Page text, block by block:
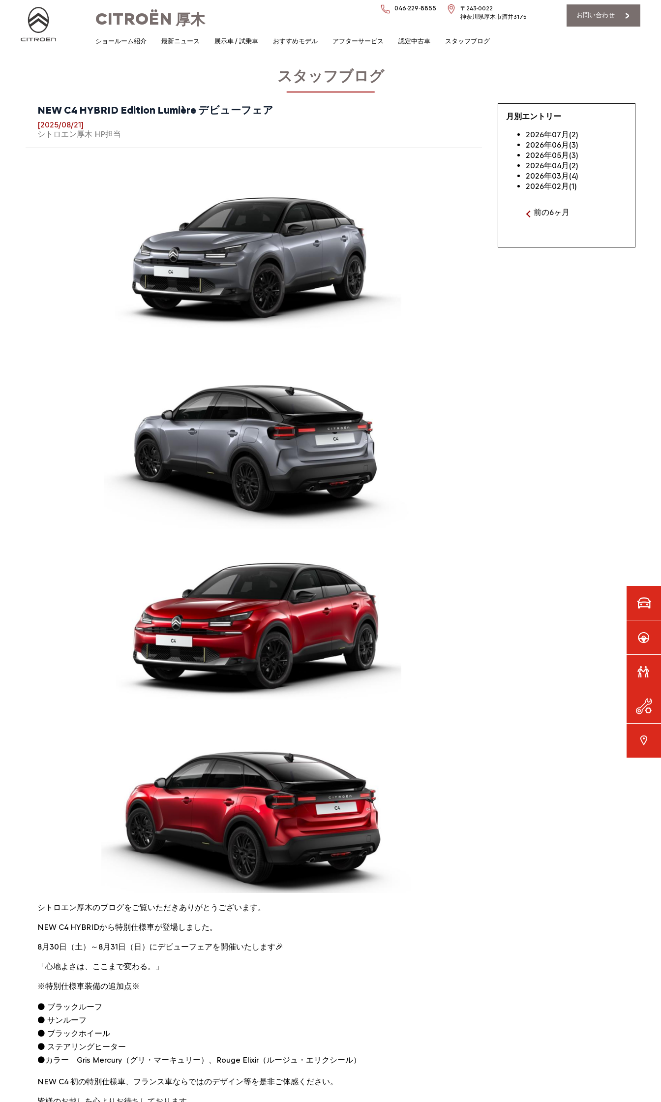
CITROËN 厚木
046-229-8855
〒243-0022
神奈川県厚木市酒井3175
お問い合わせ
ショールーム紹介 最新ニュース 展示車 / 試乗車 おすすめモデル アフターサービス 認定中古車 スタッフブログ
スタッフブログ
NEW C4 HYBRID Edition Lumière デビューフェア
[2025/08/21]
シトロエン厚木 HP担当
シトロエン厚木のブログをご覧いただきありがとうございます。
NEW C4 HYBRIDから特別仕様車が登場しました。
8月30日（土）～8月31日（日）にデビューフェアを開催いたします🎉
「心地よさは、ここまで変わる。」
※特別仕様車装備の追加点※
⚫ ブラックルーフ
⚫ サンルーフ
⚫ ブラックホイール
⚫ ステアリングヒーター
⚫カラー Gris Mercury（グリ・マーキュリー）、Rouge Elixir（ルージュ・エリクシール）
NEW C4 初の特別仕様車、フランス車ならではのデザイン等を是非ご体感ください。
月別エントリー
2026年07月(2)
2026年06月(3)
2026年05月(3)
2026年04月(2)
2026年03月(4)
2026年02月(1)
前の6ヶ月